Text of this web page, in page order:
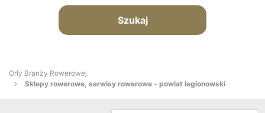
Szukaj
Orły Branży Rowerowej
Sklepy rowerowe, serwisy rowerowe - powiat legionowski